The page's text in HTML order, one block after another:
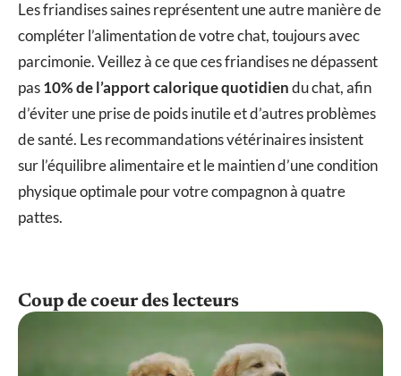
Les friandises saines représentent une autre manière de
compléter l’alimentation de votre chat, toujours avec
parcimonie. Veillez à ce que ces friandises ne dépassent
pas10% de l’apport calorique quotidiendu chat, afin
d’éviter une prise de poids inutile et d’autres problèmes
de santé. Les recommandations vétérinaires insistent
sur l’équilibre alimentaire et le maintien d’une condition
physique optimale pour votre compagnon à quatre
pattes.
Coup de coeur des lecteurs